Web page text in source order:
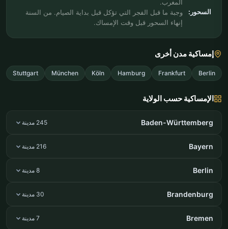
المغرب.
السحور:
وجبة ما قبل الفجر التي تؤكل قبل بداية الصيام. من السنة
إنهاء السحور قبل وقت الإمساك.
إمساكية مدن أخرى
Berlin
Frankfurt
Hamburg
Köln
München
Stuttgart
الإمساكية حسب الولاية
Baden-Württemberg 245 مدينة
Bayern 216 مدينة
Berlin 8 مدينة
Brandenburg 30 مدينة
Bremen 7 مدينة